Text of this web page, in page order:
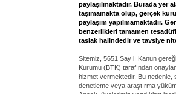
paylaşılmaktadır. Burada yer
taşımamakta olup, gerçek
paylaşım yapılmamaktadır.
benzerlikleri tamamen
taslak halindedir ve tavsiye
Sitemiz, 5651 Sayılı Kanun
Kurumu (BTK) tarafından
hizmet vermektedir. Bu nedenle,
denetleme veya araştırma